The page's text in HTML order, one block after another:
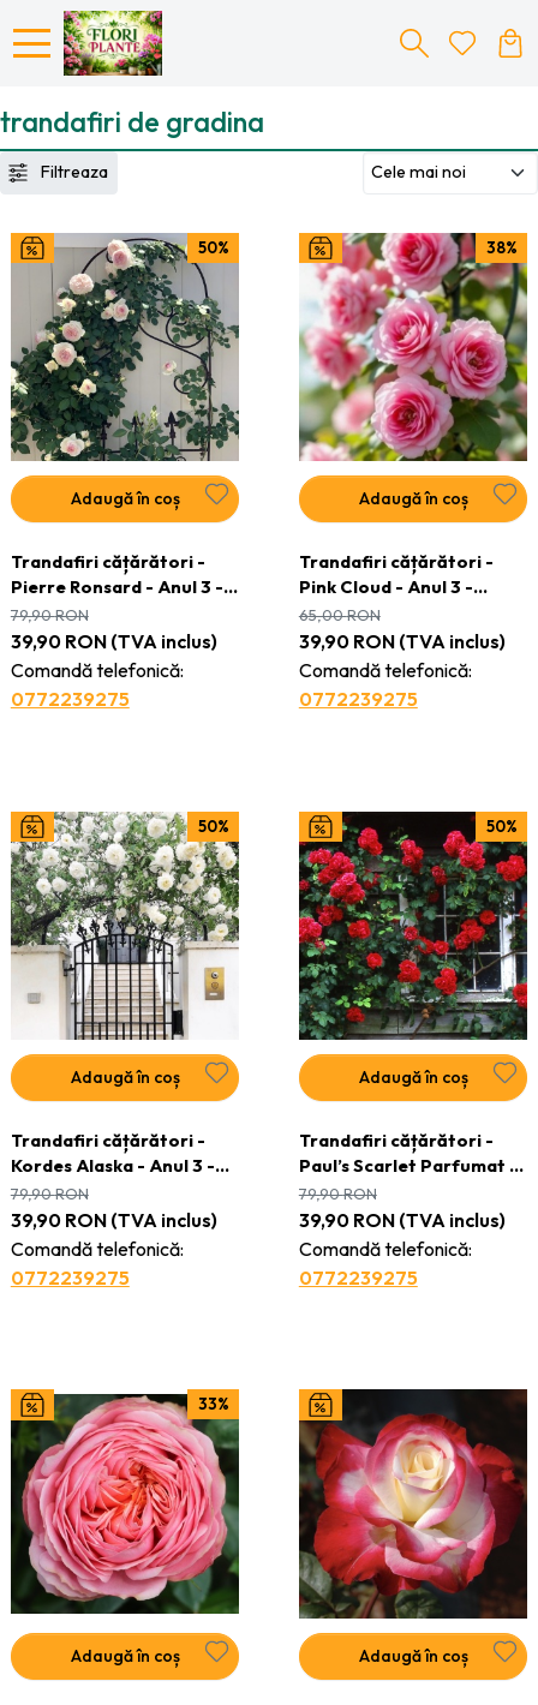
trandafiri de gradina
Filtreaza
50%
Adaugă în coș
Trandafiri cățǎrători -
Pierre Ronsard - Anul 3 -
Ghiveci 2L
39,90 RON(TVA inclus)
Comandă telefonică:
0772239275
79,90RON
38%
Adaugă în coș
Trandafiri cățǎrători -
Pink Cloud - Anul 3 -
Ghiveci 2L
39,90 RON(TVA inclus)
Comandă telefonică:
0772239275
65,00RON
50%
Adaugă în coș
Trandafiri cățǎrători -
Kordes Alaska - Anul 3 -
Ghiveci 2L
39,90 RON(TVA inclus)
Comandă telefonică:
0772239275
79,90RON
50%
Adaugă în coș
Trandafiri cățǎrători -
Paul’s Scarlet Parfumat -
Anul 3 - Ghiveci 2L
39,90 RON(TVA inclus)
Comandă telefonică:
0772239275
79,90RON
33%
Adaugă în coș Adaugă în coș